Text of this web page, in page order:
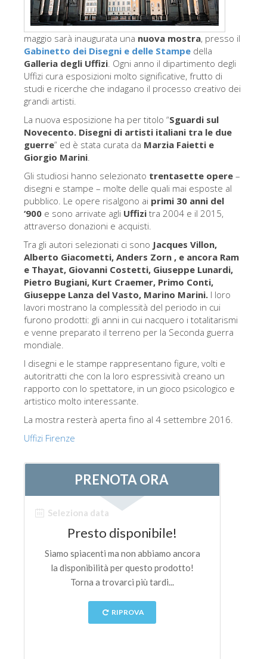
Museo di san Marco
Museo Archeologico
Opificio delle pietre dure
Museo Galileo
La torre di Arnolfo
Corridoio Vasariano
Santa Maria Novella
Santa Croce
Prenota ora
Prenota una visita guidata
Solo biglietti ad Ingresso rapido
maggio sarà inaugurata una nuova mostra, presso il
Gabinetto dei Disegni e delle Stampe della
Galleria degli Uffizi. Ogni anno il dipartimento degli
Uffizi cura esposizioni molto significative, frutto di
studi e ricerche che indagano il processo creativo dei
grandi artisti.
La nuova esposizione ha per titolo “Sguardi sul
Novecento. Disegni di artisti italiani tra le due
guerre” ed è stata curata da Marzia Faietti e
Giorgio Marini.
Gli studiosi hanno selezionato trentasette opere –
disegni e stampe – molte delle quali mai esposte al
pubblico. Le opere risalgono ai primi 30 anni del
‘900 e sono arrivate agli Uffizi tra 2004 e il 2015,
attraverso donazioni e acquisti.
Tra gli autori selezionati ci sono Jacques Villon,
Alberto Giacometti, Anders Zorn , e ancora Ram
e Thayat, Giovanni Costetti, Giuseppe Lunardi,
Pietro Bugiani, Kurt Craemer, Primo Conti,
Giuseppe Lanza del Vasto, Marino Marini. I loro
lavori mostrano la complessità del periodo in cui
furono prodotti: gli anni in cui nacquero i totalitarismi
e venne preparato il terreno per la Seconda guerra
mondiale.
I disegni e le stampe rappresentano figure, volti e
autoritratti che con la loro espressività creano un
rapporto con lo spettatore, in un gioco psicologico e
artistico molto interessante.
La mostra resterà aperta fino al 4 settembre 2016.
Uffizi Firenze